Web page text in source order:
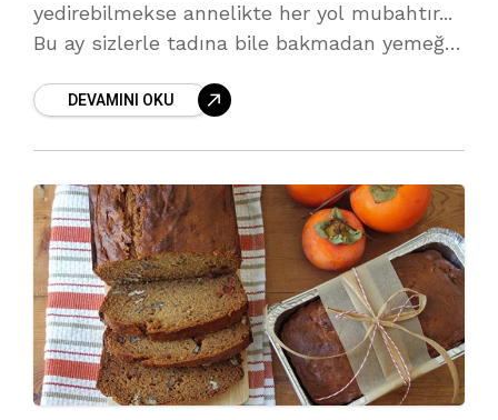
yedirebilmekse annelikte her yol mubahtır...
Bu ay sizlerle tadına bile bakmadan yemeğin
dahi anlayamayacağı, hileli bir yemek tarifi
DEVAMINI OKU